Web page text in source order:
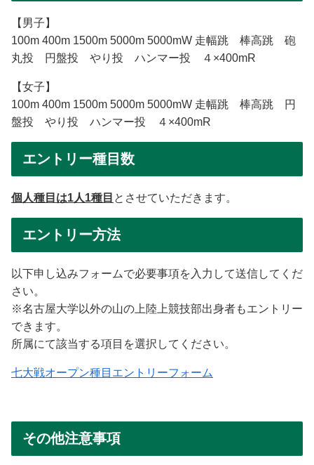
【男子】
100m 400m 1500m 5000m 5000mW 走幅跳 棒高跳 砲
丸投 円盤投 やり投 ハンマー投 ４×400mR
【女子】
100m 400m 1500m 5000m 5000mW 走幅跳 棒高跳 円
盤投 やり投 ハンマー投 ４×400mR
エントリー種目数
個人種目は1人1種目 とさせていただきます。
エントリー方法
以下申し込みフォームで必要事項を入力して送信してくだ
さい。
※名古屋大学以外の山の上陸上競技部出身者もエントリー
できます。
所属にて該当する項目を選択してください。
七大戦オープン種目エントリーフォーム
その他注意事項